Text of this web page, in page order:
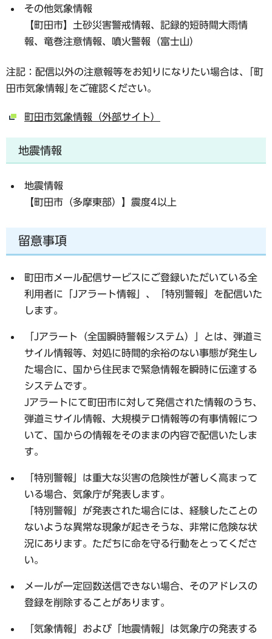
その他気象情報
【町田市】土砂災害警戒情報、記録的短時間大雨情
報、竜巻注意情報、噴火警報（富士山）
注記：配信以外の注意報等をお知りになりたい場合は、｢町
田市気象情報｣をご確認ください。
町田市気象情報（外部サイト）
地震情報
地震情報
【町田市（多摩東部）】震度4以上
留意事項
町田市メール配信サービスにご登録いただいている全
利用者に
「Jアラート情報」 、 「特別警報」 を配信いた
します。
「Jアラート（全国瞬時警報システム）」とは、弾道ミ
サイル情報等、対処に時間的余裕のない事態が発生し
た場合に、国から住民まで緊急情報を瞬時に伝達する
システムです。
Jアラートにて町田市に対して発信された情報のうち、
弾道ミサイル情報、大規模テロ情報等の有事情報につ
いて、国からの情報をそのままの内容で配信いたしま
す。
「特別警報」は重大な災害の危険性が著しく高まって
いる場合、気象庁が発表します。
「特別警報」が発表された場合には、経験したことの
ないような異常な現象が起きそうな、非常に危険な状
況にあります。ただちに命を守る行動をとってくださ
い。
メールが一定回数送信できない場合、そのアドレスの
登録を削除することがあります。
「気象情報」 および 「地震情報」 は気象庁の発表する